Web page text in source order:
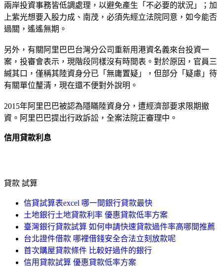
兩岸投資事務皆低調處理，以避免產生「不必要的狀況」；加
上紫光想要入股力成、南茂，必須先經立法院同意，如今能否
過關，遙遙無期。
另外，有關阿里巴巴台灣分公司重新用港資名義來台投資一
案，投審會表示，現階段同樣沒有時間表。對於原因，官員三
緘其口，僅稱其陸資身分已「無庸置疑」，但部分「疑慮」待
有關單位釐清，現在還不便對外說明。
2015年阿里巴巴被認為隱瞞陸資身分，遭經濟部要求限期撤
資。阿里巴巴提出行政訴訟，全案法院正審理中。
信用貸款利息
貸款 試算
信貸試算表excel 哪一間銀行貸款最快
土地銀行土地貸款利率 優惠貸款低率方案
臺灣銀行貸款試算 如何申請快速貸款過件率高哪間推薦
台北證件借款 哪裡借錢安全合法立刻放款呢
首次購屋貸款條件 比較好過件的銀行
信用貸款試算 優惠貸款低率方案